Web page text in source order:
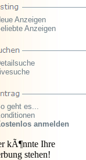
Anzeigen
Anzeigen
geht es...
anmelden
kÃ¶nnte Ihre
stehen!